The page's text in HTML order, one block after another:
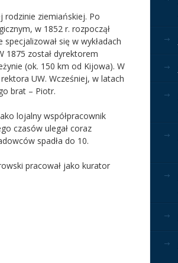
rodzinie ziemiańskiej. Po
w 1852 r. rozpoczął
się w wykładach
1875 został dyrektorem
(ok. 150 km od Kijowa). W
UW. Wcześniej, w latach
brat – Piotr.
lojalny współpracownik
czasów ulegał coraz
spadła do 10.
pracował jako kurator